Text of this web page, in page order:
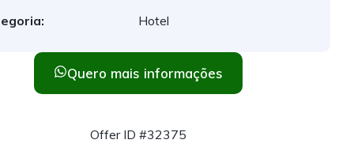
Hotel
Quero mais informações
Offer ID #32375